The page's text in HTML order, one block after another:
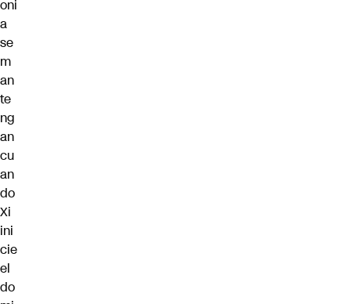
oni
a
se
m
an
te
ng
an
cu
an
do
Xi
ini
cie
el
do